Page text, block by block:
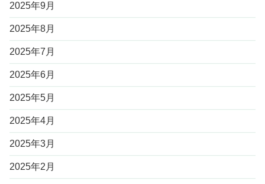
2025年9月
2025年8月
2025年7月
2025年6月
2025年5月
2025年4月
2025年3月
2025年2月